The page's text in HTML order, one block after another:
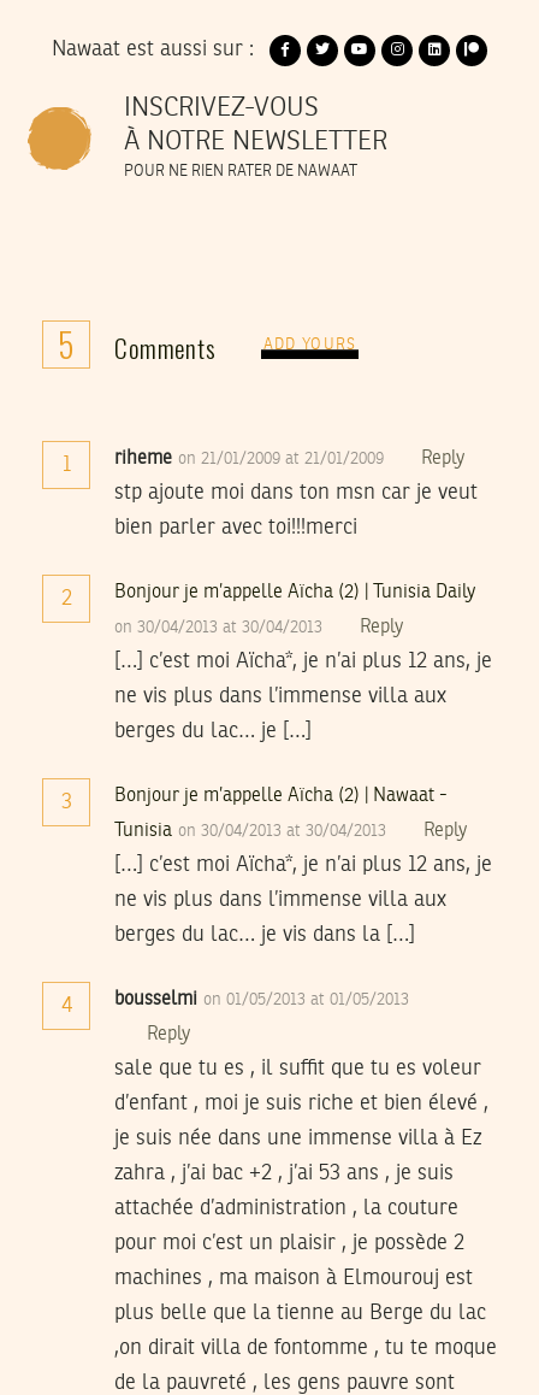
Nawaat est aussi sur :
INSCRIVEZ-VOUS
À NOTRE NEWSLETTER
POUR NE RIEN RATER DE NAWAAT
5 Comments ADD YOURS
1 riheme on 21/01/2009 at 21/01/2009 Reply
stp ajoute moi dans ton msn car je veut
bien parler avec toi!!!merci
2 Bonjour je m’appelle Aïcha (2) | Tunisia Daily
on 30/04/2013 at 30/04/2013 Reply
[…] c’est moi Aïcha*, je n’ai plus 12 ans, je
ne vis plus dans l’immense villa aux
berges du lac… je […]
3
Bonjour je m’appelle Aïcha (2) | Nawaat -
Tunisia on 30/04/2013 at 30/04/2013 Reply
[…] c’est moi Aïcha*, je n’ai plus 12 ans, je
ne vis plus dans l’immense villa aux
berges du lac… je vis dans la […]
4 bousselmi on 01/05/2013 at 01/05/2013
Reply
sale que tu es , il suffit que tu es voleur
d’enfant , moi je suis riche et bien élevé ,
je suis née dans une immense villa à Ez
zahra , j’ai bac +2 , j’ai 53 ans , je suis
attachée d’administration , la couture
pour moi c’est un plaisir , je possède 2
machines , ma maison à Elmourouj est
plus belle que la tienne au Berge du lac
,on dirait villa de fontomme , tu te moque
de la pauvreté , les gens pauvre sont